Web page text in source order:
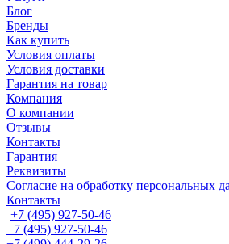
Блог
Бренды
Как купить
Условия оплаты
Условия доставки
Гарантия на товар
Компания
О компании
Отзывы
Контакты
Гарантия
Реквизиты
Согласие на обработку персональных
Контакты
+7 (495) 927-50-46
+7 (495) 927-50-46